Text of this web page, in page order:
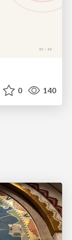
0 140